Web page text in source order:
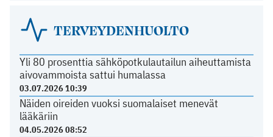
TERVEYDENHUOLTO
Yli 80 prosenttia sähköpotkulautailun aiheuttamista
aivovammoista sattui humalassa
03.07.2026 10:39
Näiden oireiden vuoksi suomalaiset menevät
lääkäriin
04.05.2026 08:52